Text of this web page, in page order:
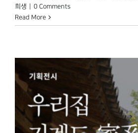
희생
0 Comments
Read More